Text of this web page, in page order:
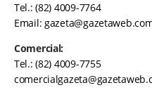
Tel.: (82) 4009-7764
Email:
Comercial:
Tel.: (82) 4009-7755